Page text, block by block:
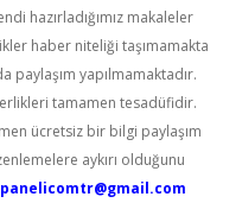
hazırladığımız makaleler
haber niteliği taşımamakta
paylaşım yapılmamaktadır.
tamamen tesadüfidir.
ücretsiz bir bilgi paylaşım
aykırı olduğunu